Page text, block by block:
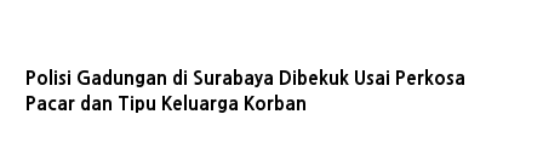
Polisi Gadungan di Surabaya Dibekuk Usai Perkosa
Pacar dan Tipu Keluarga Korban